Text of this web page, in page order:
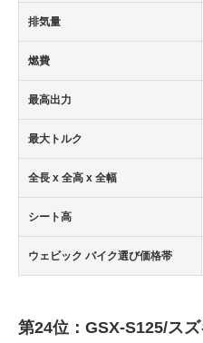
排気量
燃費
最高出力
最大トルク
全長 x 全高 x 全幅
シート高
ウェビック バイク選び価格帯
第24位：GSX-S125/スズ